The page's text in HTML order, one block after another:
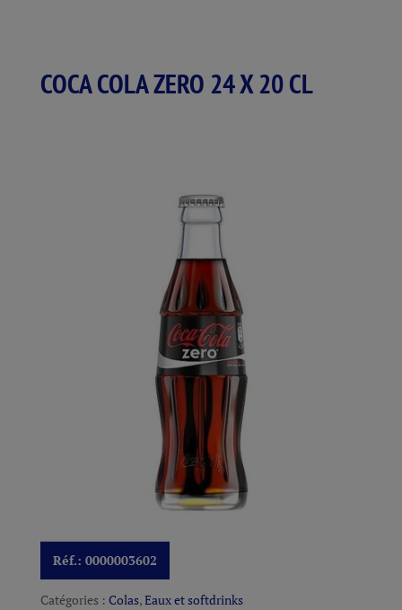
COCA COLA ZERO 24 X 20 CL
Réf.: 0000003602
Catégories : Colas,Eaux et softdrinks